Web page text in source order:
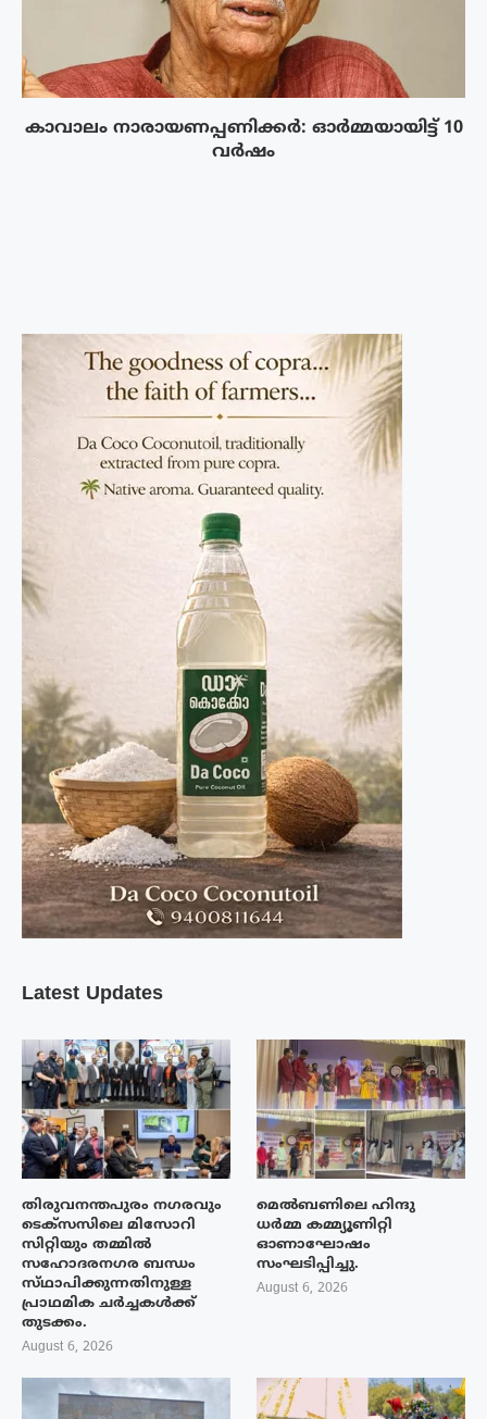
കാവാലം നാരായണപ്പണിക്കർ: ഓർമ്മയായിട്ട് 10
വർഷം
Latest Updates
തിരുവനന്തപുരം നഗരവും
ടെക്‌സസിലെ മിസോറി
സിറ്റിയും തമ്മിൽ
സഹോദരനഗര ബന്ധം
സ്‌ഥാപിക്കുന്നതിനുള്ള
പ്രാഥമിക ചർച്ചകൾക്ക്
തുടക്കം.
August 6, 2026
മെൽബണിലെ ഹിന്ദു
ധർമ്മ കമ്മ്യൂണിറ്റി
ഓണാഘോഷം
സംഘടിപ്പിച്ചു.
August 6, 2026